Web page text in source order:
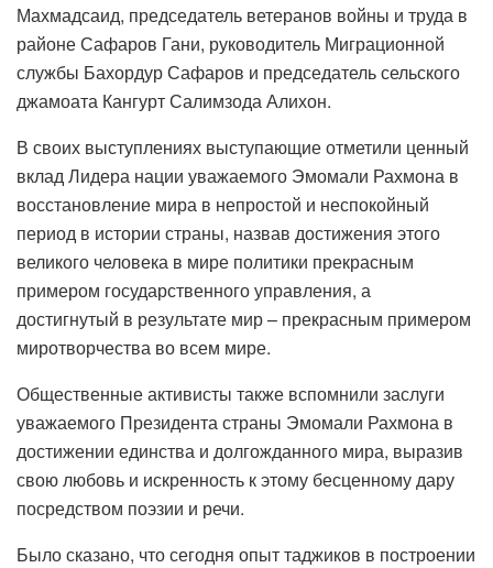
Махмадсаид, председатель ветеранов войны и труда в
районе Сафаров Гани, руководитель Миграционной
службы Бахордур Сафаров и председатель сельского
джамоата Кангурт Салимзода Алихон.
В своих выступлениях выступающие отметили ценный
вклад Лидера нации уважаемого Эмомали Рахмона в
восстановление мира в непростой и неспокойный
период в истории страны, назвав достижения этого
великого человека в мире политики прекрасным
примером государственного управления, а
достигнутый в результате мир – прекрасным примером
миротворчества во всем мире.
Общественные активисты также вспомнили заслуги
уважаемого Президента страны Эмомали Рахмона в
достижении единства и долгожданного мира, выразив
свою любовь и искренность к этому бесценному дару
посредством поэзии и речи.
Было сказано, что сегодня опыт таджиков в построении